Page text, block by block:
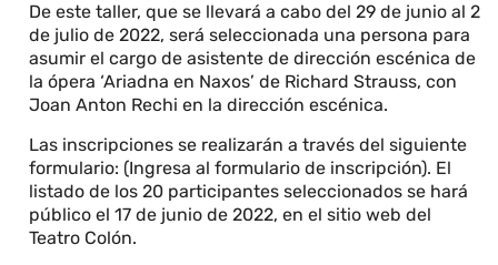
De este taller, que se llevará a cabo del 29 de junio al 2
de julio de 2022, será seleccionada una persona para
asumir el cargo de asistente de dirección escénica de
la ópera ‘Ariadna en Naxos’ de Richard Strauss, con
Joan Anton Rechi en la dirección escénica.
Las inscripciones se realizarán a través del siguiente
formulario: (Ingresa al formulario de inscripción). El
listado de los 20 participantes seleccionados se hará
público el 17 de junio de 2022, en el sitio web del
Teatro Colón.